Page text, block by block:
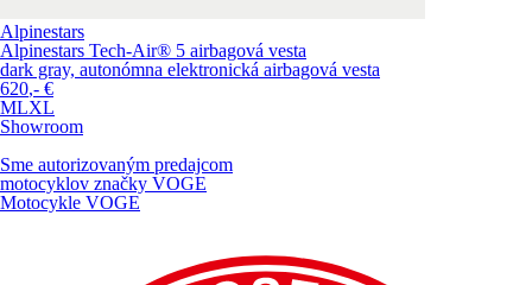
Alpinestars
Alpinestars Tech-Air® 5 airbagová vesta
dark gray, autonómna elektronická airbagová vesta
620,- €
MLXL
Showroom
Sme autorizovaným predajcom
motocyklov značky VOGE
Motocykle VOGE